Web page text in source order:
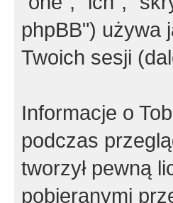
phpBB") używa
Twoich sesji
Informacje o
podczas
tworzył pewną
pobieranymi